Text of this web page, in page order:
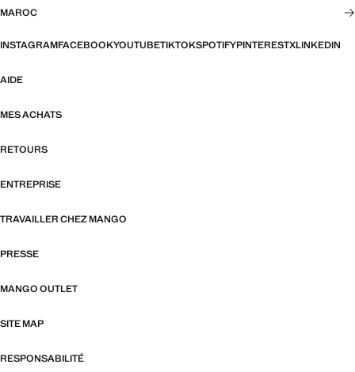
MAROC
INSTAGRAMFACEBOOKYOUTUBETIKTOKSPOTIFYPINTERESTXLINKEDIN
AIDE
MES ACHATS
RETOURS
ENTREPRISE
TRAVAILLER CHEZ MANGO
PRESSE
MANGO OUTLET
SITE MAP
RESPONSABILITÉ